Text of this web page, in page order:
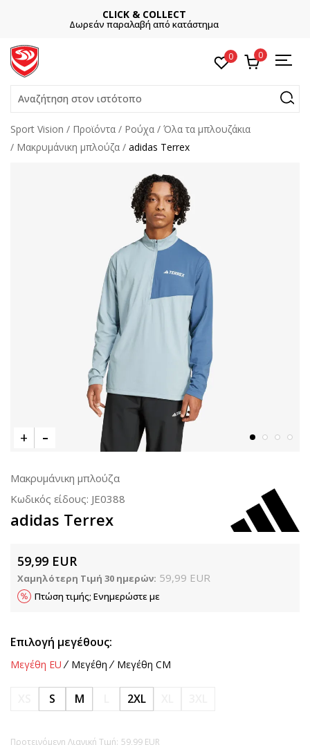
ΕΓΓΡΑΦΕΙΤΕ
Και κερδίστε -10% με την πρώτη σας αγορά!
0 0
Αναζήτηση στον ιστότοπο
Sport Vision Προϊόντα Ρούχα
Όλα τα μπλουζάκια
Μακρυμάνικη μπλούζα
adidas Terrex
Μακρυμάνικη μπλούζα
Κωδικός είδους: JE0388
adidas Terrex
59,99 EUR
Χαμηλότερη Τιμή 30 ημερών: 59,99 EUR
Πτώση τιμής; Ενημερώστε με
Επιλογή μεγέθους:
Μεγέθη EU Μεγέθη Μεγέθη CM
S M 2XL
Προτεινόμενη Λιανική Τιμή: 59,99 EUR